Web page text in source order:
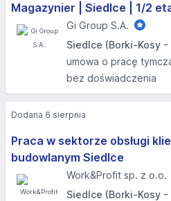
Magazynier | Siedlce | 1/2
Gi Group S.A.
Siedlce (Borki-Kosy -
umowa o pracę
bez doświadczenia
Praca w sektorze obsługi
budowlanym Siedlce
Work&Profit sp. z o.o.
Siedlce (Borki-Kosy -
Dodana 6 sierpnia